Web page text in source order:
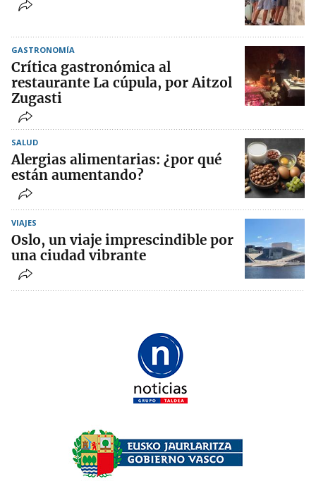
GASTRONOMÍA
Crítica gastronómica al
restaurante La cúpula, por Aitzol
Zugasti
SALUD
Alergias alimentarias: ¿por qué
están aumentando?
VIAJES
Oslo, un viaje imprescindible por
una ciudad vibrante